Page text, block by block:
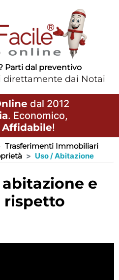
Parti dal preventivo
direttamente dai Notai
dal 2012
. Economico,
Affidabile!
Trasferimenti Immobiliari
Uso / Abitazione
rispetto